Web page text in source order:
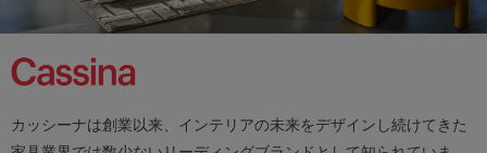
カッシーナは創業以来、インテリアの未来をデザインし続けてきた